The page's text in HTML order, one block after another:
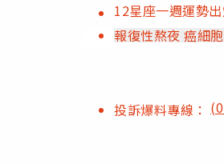
12星座一週運勢
報復性熬夜 癌細
投訴爆料專線：